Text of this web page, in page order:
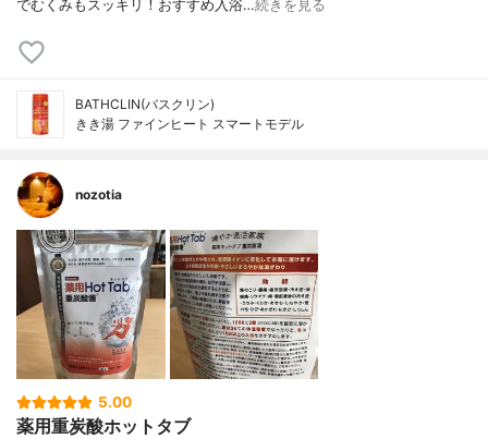
でむくみもスッキリ！おすすめ入浴…続きを見る
BATHCLIN(バスクリン)
きき湯 ファインヒート スマートモデル
nozotia
5.00
薬用重炭酸ホットタブ